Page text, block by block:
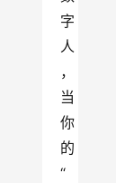
字
人
，
当
你
的
“